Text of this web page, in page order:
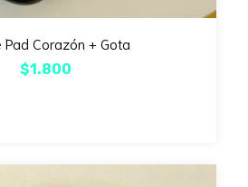
Pad Corazón + Gota
$1.800